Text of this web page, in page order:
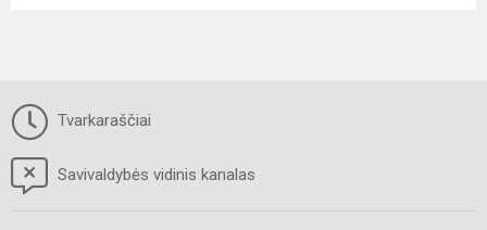
Tvarkaraščiai
Savivaldybės vidinis kanalas